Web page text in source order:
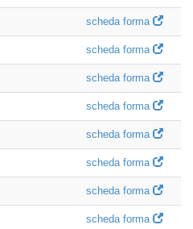
scheda forma
scheda forma
scheda forma
scheda forma
scheda forma
scheda forma
scheda forma
scheda forma